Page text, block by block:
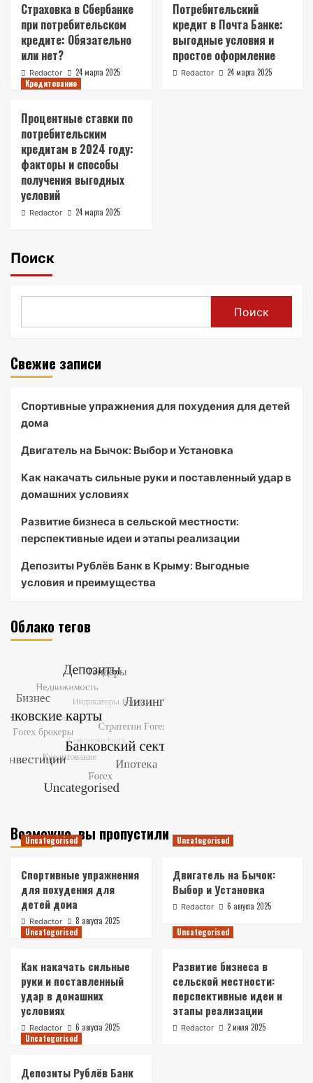
Страховка в Сбербанке
при потребительском
кредите: Обязательно
или нет?
Redactor 24 марта 2025
Потребительский
кредит в Почта Банке:
выгодные условия и
простое оформление
Redactor
24 марта 2025
Кредитование
Процентные ставки по
потребительским
кредитам в 2024 году:
факторы и способы
получения выгодных
условий
Redactor 24 марта 2025
Поиск
Поиск
Свежие записи
Спортивные упражнения для похудения для детей
дома
Двигатель на Бычок: Выбор и Установка
Как накачать сильные руки и поставленный удар в
домашних условиях
Развитие бизнеса в сельской местности:
перспективные идеи и этапы реализации
Депозиты Рублёв Банк в Крыму: Выгодные
условия и преимущества
Облако тегов
Возможно, вы пропустили
Uncategorised
Спортивные упражнения
для похудения для
детей дома
Redactor 8 августа 2025
Uncategorised
Двигатель на Бычок:
Выбор и Установка
Redactor 6 августа 2025
Uncategorised
Как накачать сильные
руки и поставленный
удар в домашних
условиях
Redactor 6 августа 2025
Uncategorised
Развитие бизнеса в
сельской местности:
перспективные идеи и
этапы реализации
Redactor
2 июля 2025
Uncategorised
Депозиты Рублёв Банк